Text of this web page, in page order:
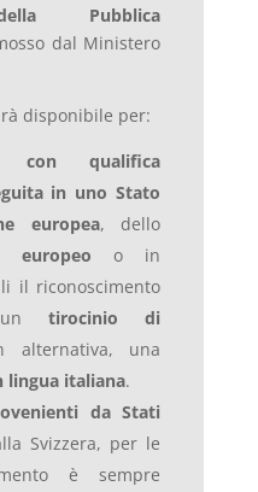
Pubblica
dal Ministero
disponibile per:
con qualifica
in uno Stato
europea, dello
europeo o in
il riconoscimento
untirocinio di
una
lingua italiana.
da Stati
Svizzera, per le
è sempre